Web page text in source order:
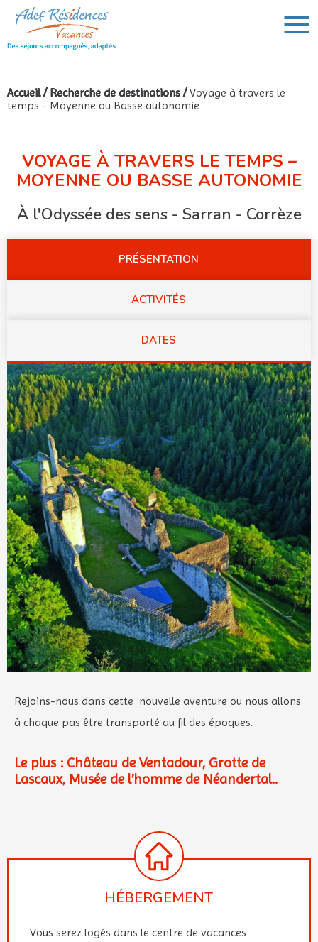
Accueil/Recherche de destinations /Voyage à travers le
temps - Moyenne ou Basse autonomie
VOYAGE À TRAVERS LE TEMPS –
MOYENNE OU BASSE AUTONOMIE
À l'Odyssée des sens - Sarran - Corrèze
PRÉSENTATION
ACTIVITÉS
DATES
Rejoins-nous dans cette nouvelle aventure ou nous allons
à chaque pas être transporté au fil des époques.
Le plus : Château de Ventadour, Grotte de
Lascaux, Musée de l’homme de Néandertal..
HÉBERGEMENT
Vous serez logés dans le centre de vacances
VOUS AVEZ UN PROJET DE VOYAGE,